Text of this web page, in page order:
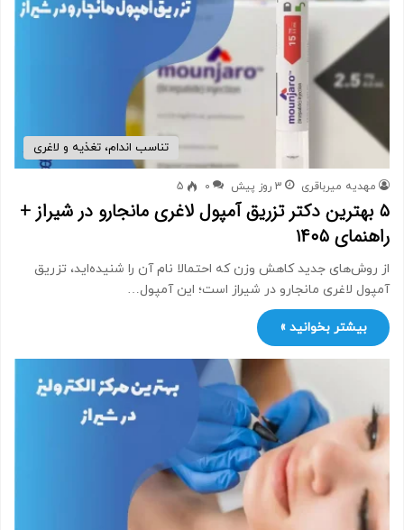
تناسب اندام، تغذیه و لاغری
مهدیه میرباقری 3 روز پیش 0
5
۵ بهترین دکتر تزریق آمپول لاغری مانجارو در شیراز +
راهنمای ۱۴۰۵
از روش‌های جدید کاهش وزن که احتمالا نام آن را شنیده‌اید، تزریق
آمپول لاغری مانجارو در شیراز است؛ این آمپول…
بیشتر بخوانید »